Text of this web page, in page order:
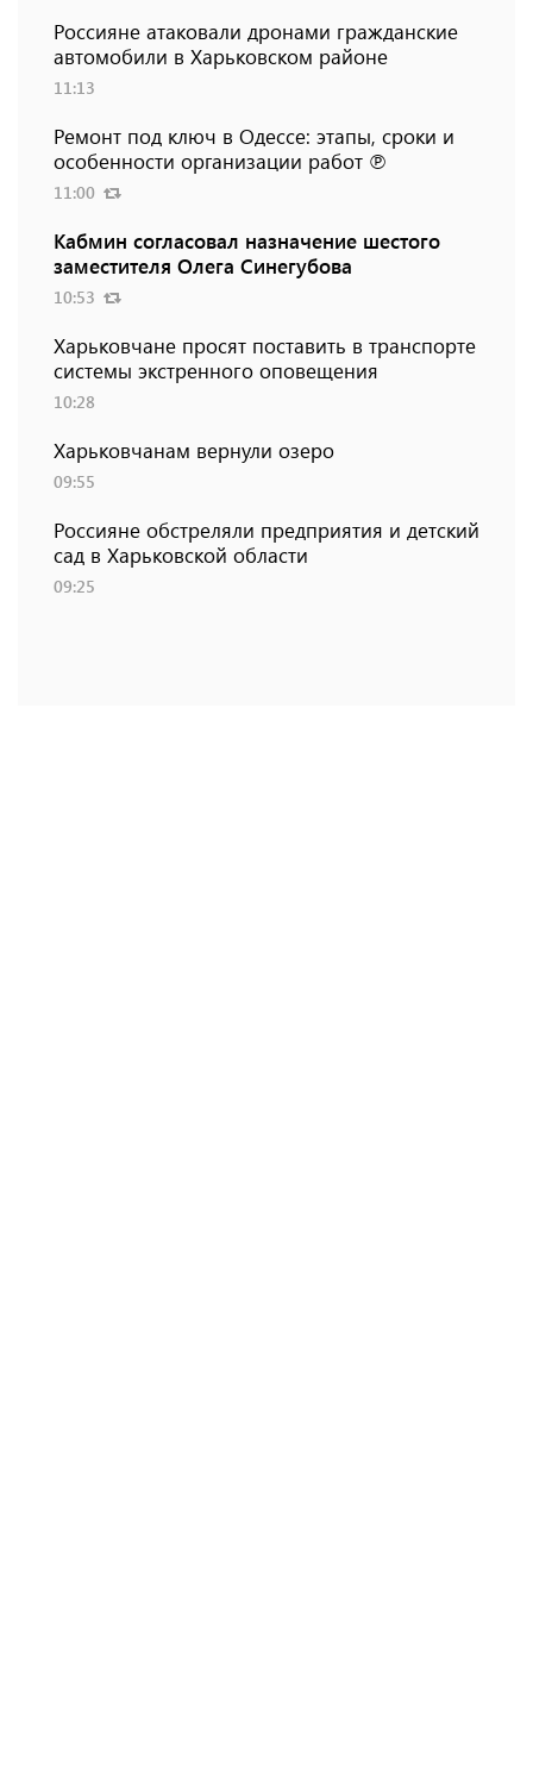
Россияне атаковали дронами гражданские
автомобили в Харьковском районе
11:13
Ремонт под ключ в Одессе: этапы, сроки и
особенности организации работ ℗
11:00
Кабмин согласовал назначение шестого
заместителя Олега Синегубова
10:53
Харьковчане просят поставить в транспорте
системы экстренного оповещения
10:28
Харьковчанам вернули озеро
09:55
Россияне обстреляли предприятия и детский
сад в Харьковской области
09:25